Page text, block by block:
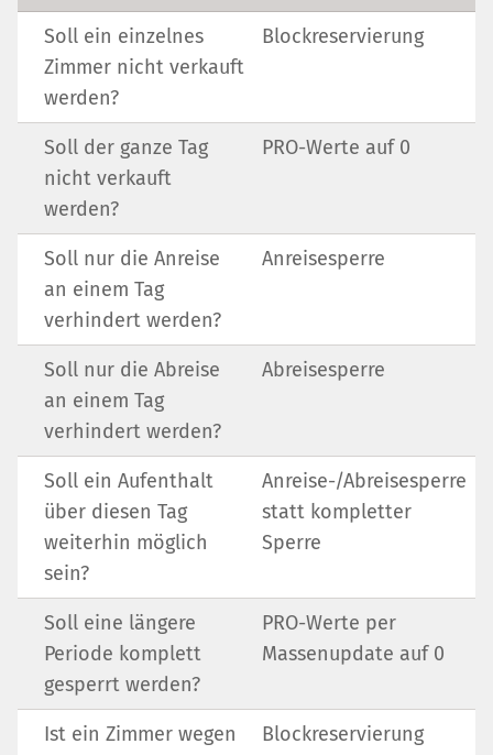
Soll ein einzelnes
Zimmer nicht verkauft
werden?
Blockreservierung
Soll der ganze Tag
nicht verkauft
werden?
PRO-Werte auf 0
Soll nur die Anreise
an einem Tag
verhindert werden?
Anreisesperre
Soll nur die Abreise
an einem Tag
verhindert werden?
Abreisesperre
Soll ein Aufenthalt
über diesen Tag
weiterhin möglich
sein?
Anreise-/Abreisesperre
statt kompletter
Sperre
Soll eine längere
Periode komplett
gesperrt werden?
PRO-Werte per
Massenupdate auf 0
Ist ein Zimmer wegen
Blockreservierung